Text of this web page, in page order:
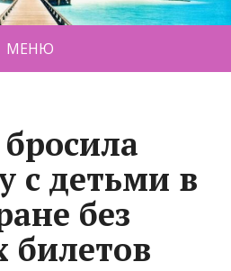
МЕНЮ
с детьми в
без
билетов